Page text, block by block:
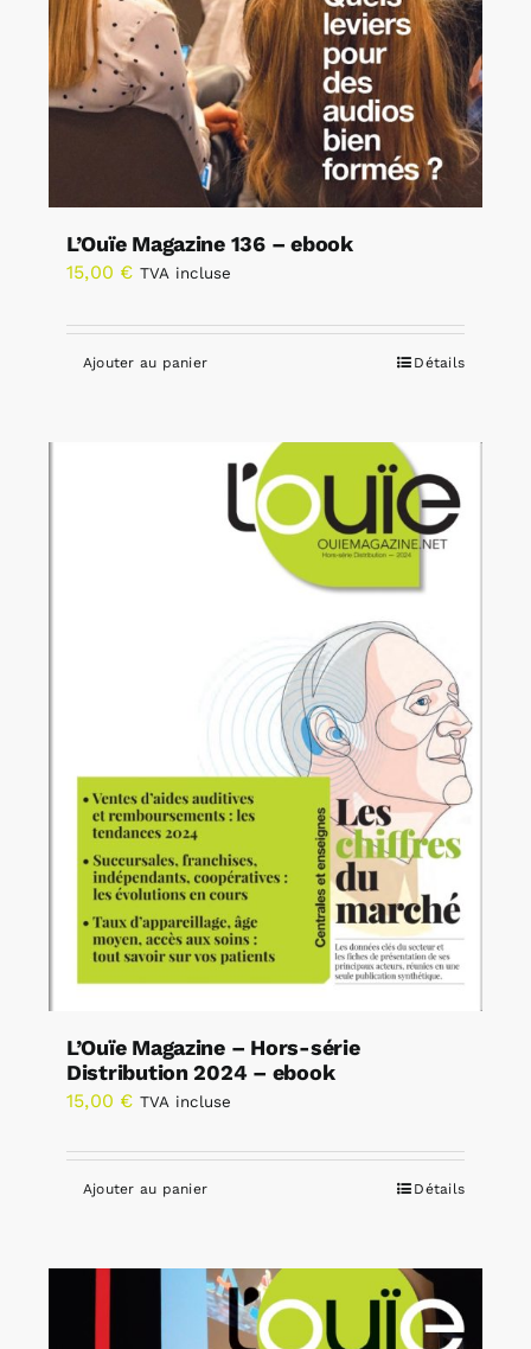
L’Ouïe Magazine 136 – ebook
15,00 € TVA incluse
Ajouter au panier Détails
L’Ouïe Magazine – Hors-série
Distribution 2024 – ebook
15,00 € TVA incluse
Ajouter au panier Détails